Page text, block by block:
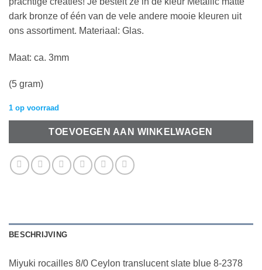
dark bronze of één van de vele andere mooie kleuren uit
ons assortiment. Materiaal: Glas.
Maat: ca. 3mm
(5 gram)
1 op voorraad
TOEVOEGEN AAN WINKELWAGEN
BESCHRIJVING
Miyuki rocailles 8/0 Ceylon translucent slate blue 8-2378